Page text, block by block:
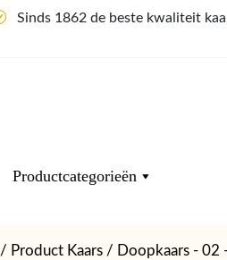
Sinds 1862 de beste kwaliteit
Productcategorieën
/ Product Kaars / Doopkaars -